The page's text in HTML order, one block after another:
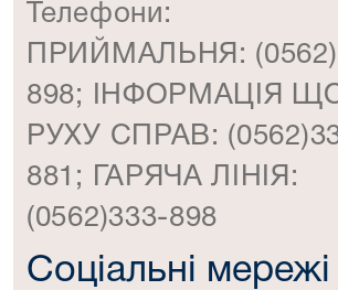
Телефони:
ПРИЙМАЛЬНЯ:
898; ІНФОРМАЦІЯ
РУХУ СПРАВ:
881; ГАРЯЧА ЛІНІЯ:
(0562)333-898
Соціальні мережі